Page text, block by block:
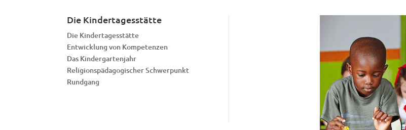
Die Kindertagesstätte
Die Kindertagesstätte
Entwicklung von Kompetenzen
Das Kindergartenjahr
Religionspädagogischer Schwerpunkt
Rundgang